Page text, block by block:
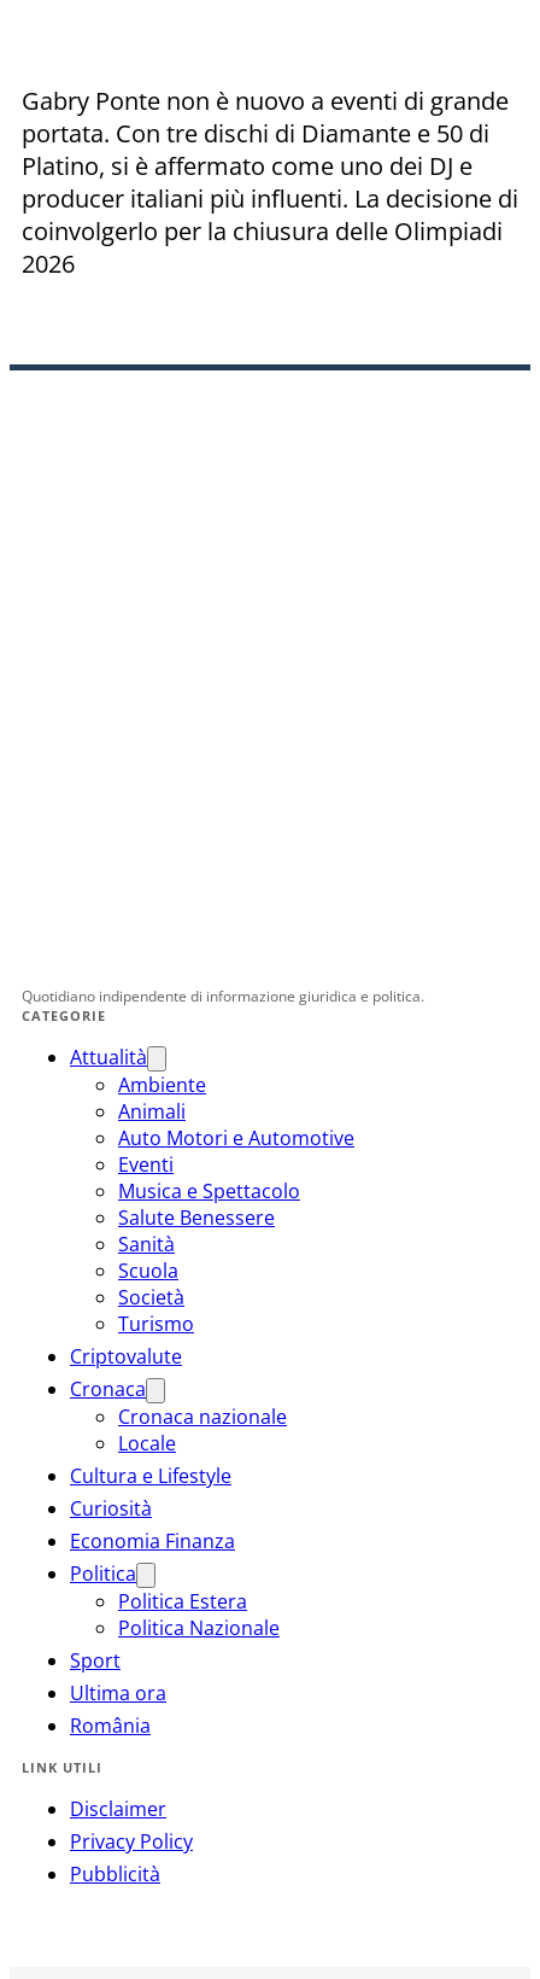
Gabry Ponte non è nuovo a eventi di grande
portata. Con tre dischi di Diamante e 50 di
Platino, si è affermato come uno dei DJ e
producer italiani più influenti. La decisione di
coinvolgerlo per la chiusura delle Olimpiadi
2026
Quotidiano indipendente di informazione giuridica e politica.
CATEGORIE
Attualità
Ambiente
Animali
Auto Motori e Automotive
Eventi
Musica e Spettacolo
Salute Benessere
Sanità
Scuola
Società
Turismo
Criptovalute
Cronaca
Cronaca nazionale
Locale
Cultura e Lifestyle
Curiosità
Economia Finanza
Politica
Politica Estera
Politica Nazionale
Sport
Ultima ora
România
LINK UTILI
Disclaimer
Privacy Policy
Pubblicità